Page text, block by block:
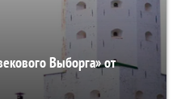
Выборга» от